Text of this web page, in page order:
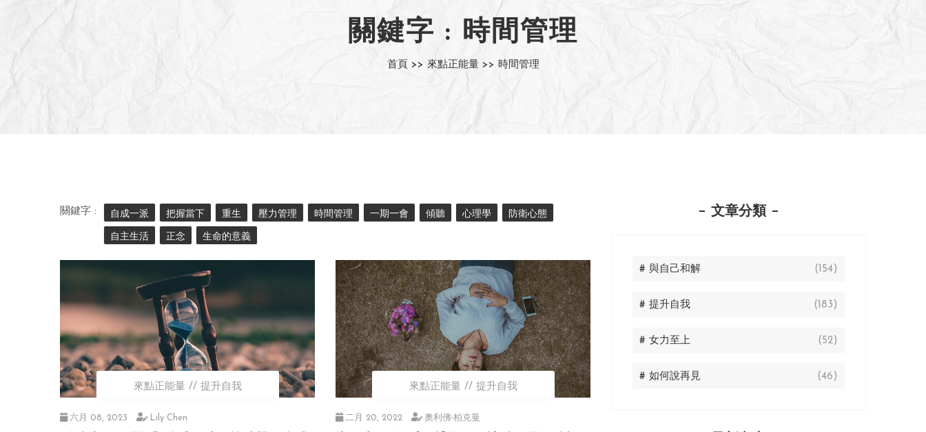
關鍵字 : 時間管理
首頁 >> 來點正能量 >> 時間管理
關鍵字 : 自成一派 把握當下 重生 壓力管理 時間管理 一期一會 傾聽 心理學 防衛心態
自主生活 正念 生命的意義
來點正能量 提升自我
六月 08, 2023 Lily Chen
來點正能量 提升自我
二月 20, 2022 奧利佛‧柏克曼
文章分類
# 與自己和解 (154)
# 提升自我 (183)
# 女力至上 (52)
# 如何說再見 (46)